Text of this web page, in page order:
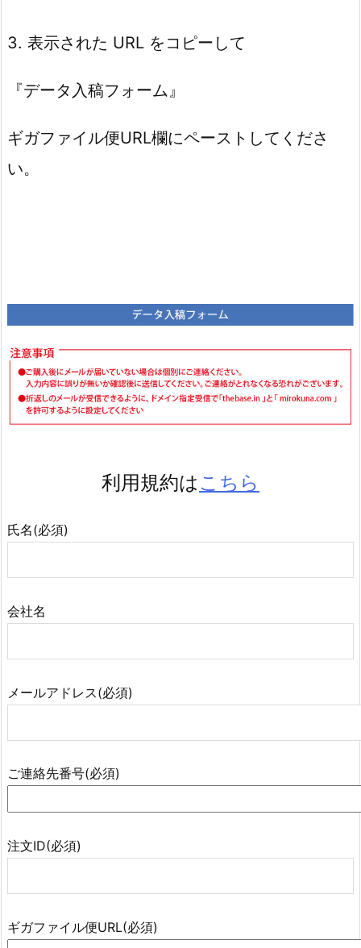
3. 表示された URL をコピーして
『データ入稿フォーム』
ギガファイル便URL欄にペーストしてくださ
い。
利用規約は こちら
氏名(必須)
会社名
メールアドレス(必須)
ご連絡先番号(必須)
注文ID(必須)
ギガファイル便URL(必須)